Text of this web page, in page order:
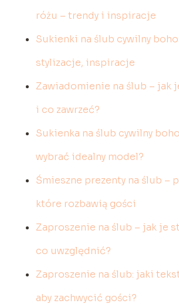
różu – trendy i inspiracje
Sukienki na ślub cywilny
stylizacje, inspiracje
Zawiadomienie na ślub – jak
i co zawrzeć?
Sukienka na ślub cywilny
wybrać idealny model?
Śmieszne prezenty na ślub –
które rozbawią gości
Zaproszenie na ślub – jak je
co uwzględnić?
Zaproszenie na ślub: jaki
aby zachwycić gości?